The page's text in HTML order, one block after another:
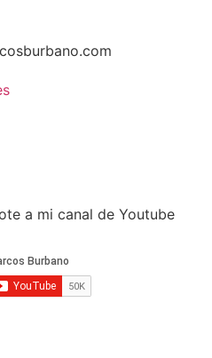
a mi canal de Youtube